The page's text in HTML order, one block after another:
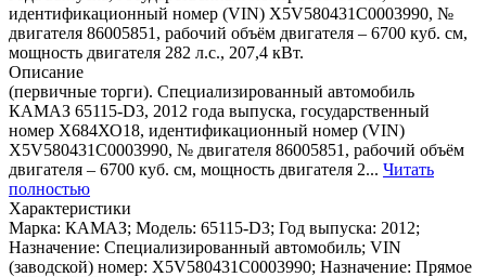
идентификационный номер (VIN) X5V580431C0003990, №
двигателя 86005851, рабочий объём двигателя – 6700 куб. см,
мощность двигателя 282 л.с., 207,4 кВт.
Описание
(первичные торги). Специализированный автомобиль
КАМАЗ 65115-D3, 2012 года выпуска, государственный
номер Х684ХО18, идентификационный номер (VIN)
X5V580431C0003990, № двигателя 86005851, рабочий объём
двигателя – 6700 куб. см, мощность двигателя 2... Читать
полностью
Характеристики
Марка: КАМАЗ; Модель: 65115-D3; Год выпуска: 2012;
Назначение: Специализированный автомобиль; VIN
(заводской) номер: X5V580431C0003990; Назначение: Прямое